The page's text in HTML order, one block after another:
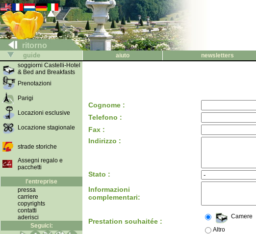
ritorno
guide aiuto newsletters
soggiorni Castelli-Hotel
& Bed and Breakfasts
Prenotazioni
Parigi
Locazioni esclusive
Locazione stagionale
strade storiche
Assegni regalo e
pacchetti
l'entreprise
pressa
carriere
copyrights
contatti
aderisci
Seguici:
Cognome :
Telefono :
Fax :
Indirizzo :
Stato :
Informazioni
complementari:
Prestation souhaitée :
Camere
Altro